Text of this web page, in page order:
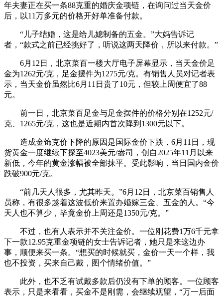
年夫妻正在买一条88克重的婚庆金项链，在询问过当天金价
后，以11万多元的价格开好单准备付款。
“儿子结婚，这是给儿媳制备的五金。”大妈告诉记
者，“款式之前已经挑好了，听说这两天降价，所以来付款。”
6月12日，北京菜百一楼大厅电子屏幕显示，当天金价足
金为1262元/克，足金摆件为1275元/克。有销售人员对记者表
示，当天金价虽然比6月11日贵了10元，但较上周便宜了88
元。
前一日，北京菜百足金与足金摆件的价格分别在1252元/
克、1265元/克，这也是近期内首次降到1300元以下。
造成金饰克价下降的原因是国际金价下跌，6月11日，现
货黄金一度继续下探至4023美元/盎司，创自2025年11月以来
新低，今年的黄金涨幅被全部抹平。受此影响，当日国内金价
跌破900元/克。
“前几天人很多，尤其昨天。”6月12日，北京菜百销售人
员称，有很多趁着这波低价来置办婚嫁三金、五金的人。“今
天人也不算少，毕竟金价上周还是1350元/克。”
不过，也有人表示并不关注金价。一位刚花费1万6千元拿
下一款12.95克重金项链的女士告诉记者，她只是来这边办
事，顺便来买一条。“想买的时候就买，金价一天一个样，我
也不投资，买来自己戴，图个情绪价值。”
此外，也不乏有试戴多款后仍没有下单的顾客。一位顾客
表示，只是来看看，买金不是刚需，会继续观望，“万一后面